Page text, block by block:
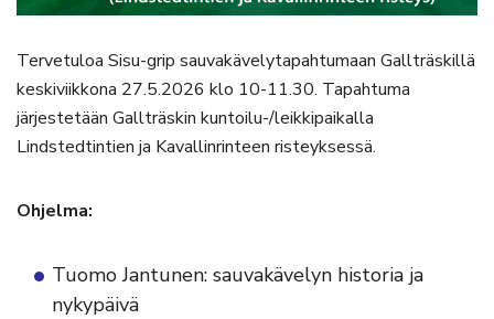
Tervetuloa Sisu-grip sauvakävelytapahtumaan Gallträskillä
keskiviikkona 27.5.2026 klo 10-11.30. Tapahtuma
järjestetään Gallträskin kuntoilu-/leikkipaikalla
Lindstedtintien ja Kavallinrinteen risteyksessä.
Ohjelma:
Tuomo Jantunen: sauvakävelyn historia ja
nykypäivä